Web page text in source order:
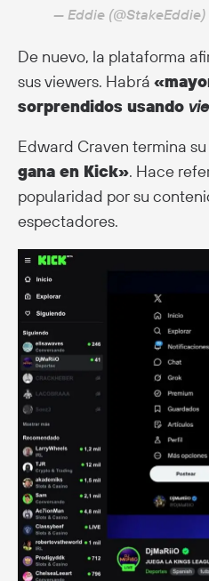
— Eddie (@StakeEddie)
De nuevo, la plataforma
sus viewers. Habrá
sorprendidos usando
Edward Craven termina
gana en Kick». Hace
popularidad por su
espectadores.